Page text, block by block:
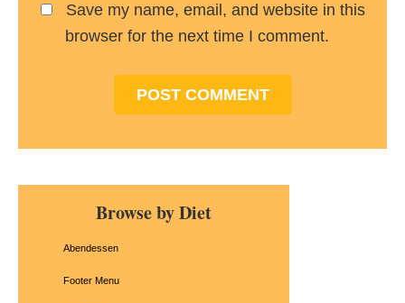
Save my name, email, and website in this
browser for the next time I comment.
Primary
SidebarBrowse by Diet
Abendessen
Footer Menu